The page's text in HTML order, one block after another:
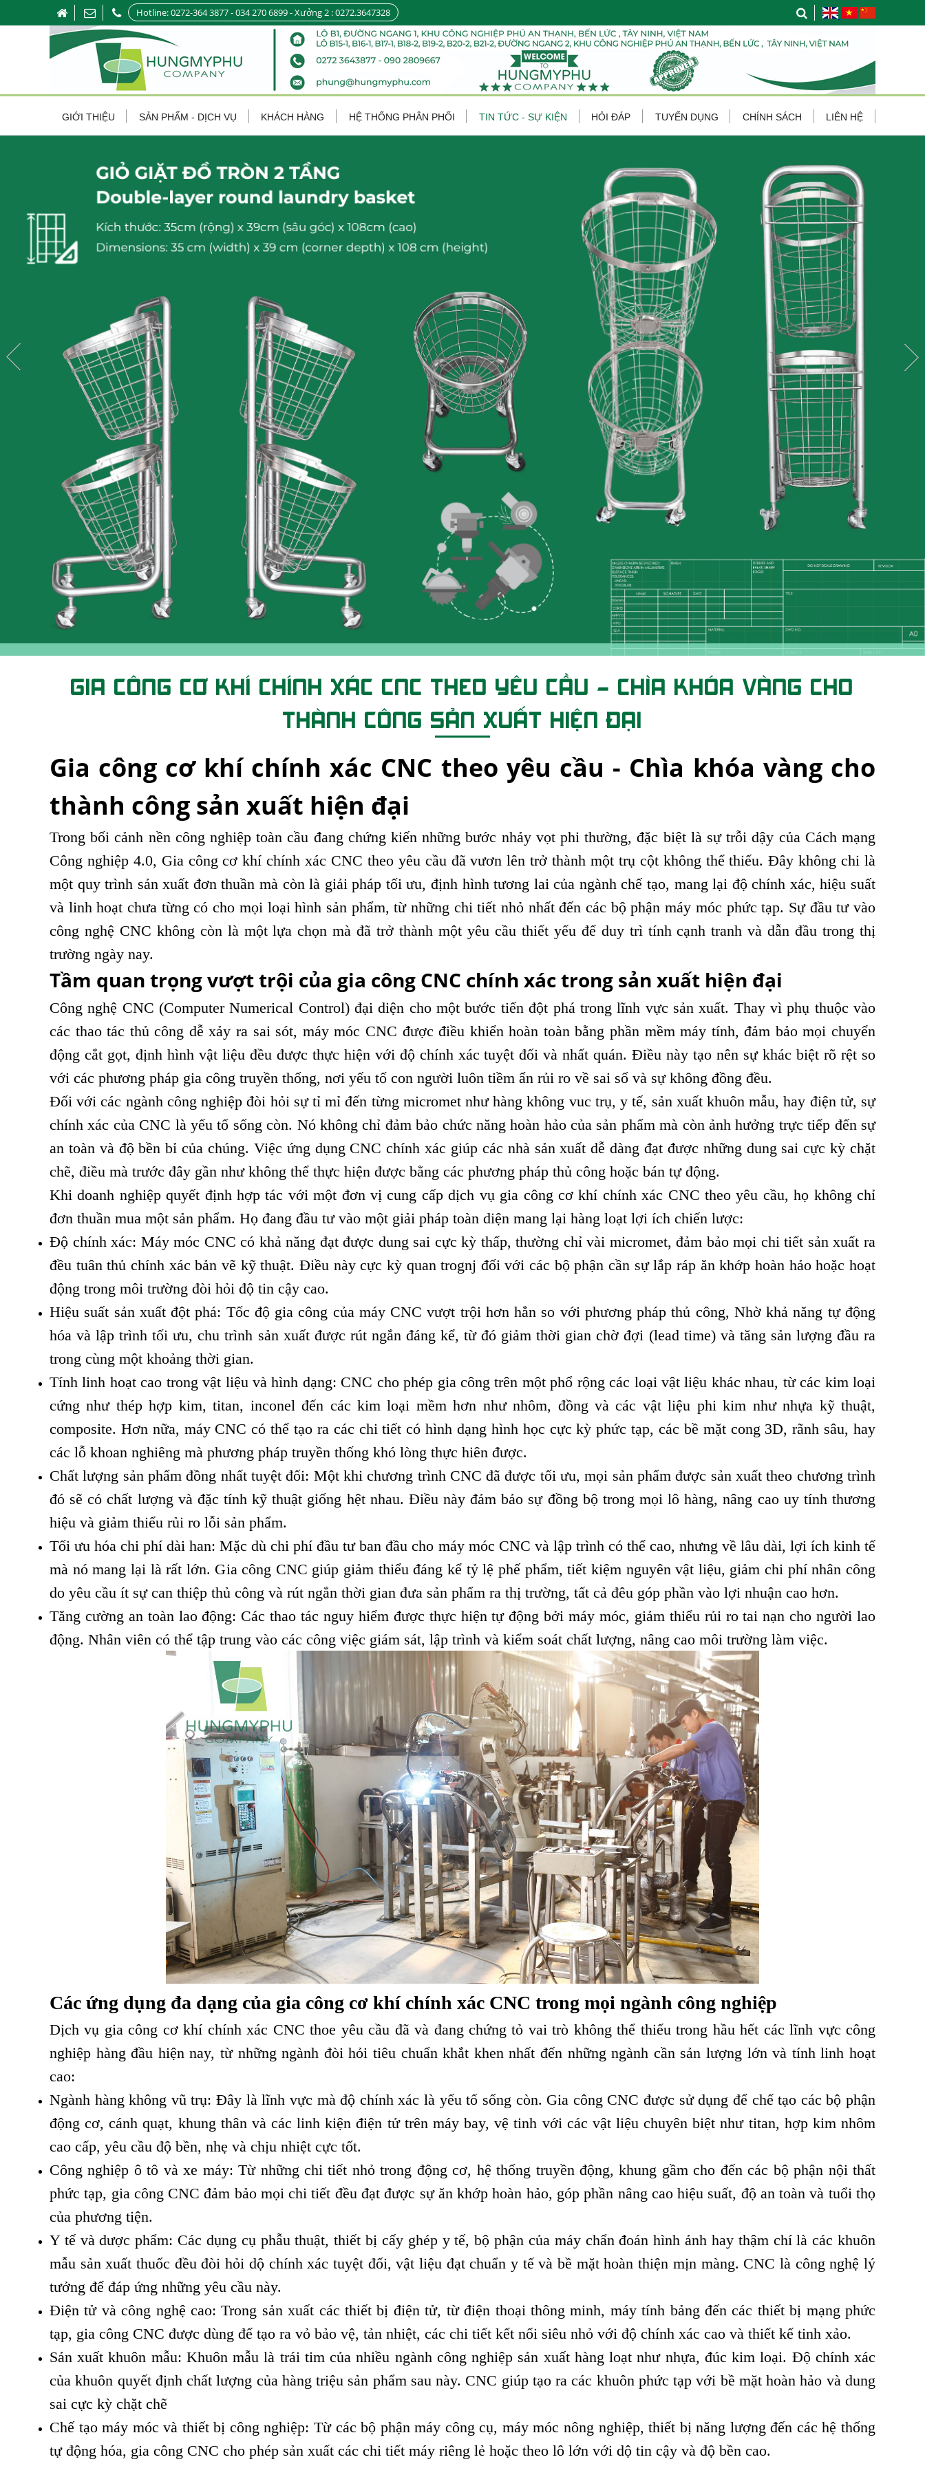
Hotline: 0272-364 3877 - 034 270 6899 - Xưởng 2 : 0272.3647328
GIỚI THIỆU SẢN PHẨM - DỊCH VỤ KHÁCH HÀNG HỆ THỐNG PHÂN PHỐI TIN TỨC - SỰ KIỆN HỎI ĐÁP TUYỂN DỤNG CHÍNH SÁCH LIÊN HỆ
GIA CÔNG CƠ KHÍ CHÍNH XÁC CNC THEO YÊU CẦU - CHÌA KHÓA VÀNG CHO
THÀNH CÔNG SẢN XUẤT HIỆN ĐẠI
Gia công cơ khí chính xác CNC theo yêu cầu - Chìa khóa vàng cho
thành công sản xuất hiện đại
Trong bối cảnh nền công nghiệp toàn cầu đang chứng kiến những bước nhảy vọt phi thường, đặc biệt là sự trỗi dậy của Cách mạng
Công nghiệp 4.0, Gia công cơ khí chính xác CNC theo yêu cầu đã vươn lên trở thành một trụ cột không thể thiếu. Đây không chi là
một quy trình sản xuất đơn thuần mà còn là giải pháp tối ưu, định hình tương lai của ngành chế tạo, mang lại độ chính xác, hiệu suất
và linh hoạt chưa từng có cho mọi loại hình sản phẩm, từ những chi tiết nhỏ nhất đến các bộ phận máy móc phức tạp. Sự đầu tư vào
công nghệ CNC không còn là một lựa chọn mà đã trở thành một yêu cầu thiết yếu để duy trì tính cạnh tranh và dẫn đầu trong thị
trường ngày nay.
Tầm quan trọng vượt trội của gia công CNC chính xác trong sản xuất hiện đại
Công nghệ CNC (Computer Numerical Control) đại diện cho một bước tiến đột phá trong lĩnh vực sản xuất. Thay vì phụ thuộc vào
các thao tác thủ công dễ xảy ra sai sót, máy móc CNC được điều khiển hoàn toàn bằng phần mềm máy tính, đảm bảo mọi chuyển
động cắt gọt, định hình vật liệu đều được thực hiện với độ chính xác tuyệt đối và nhất quán. Điều này tạo nên sự khác biệt rõ rệt so
với các phương pháp gia công truyền thống, nơi yếu tố con người luôn tiềm ẩn rủi ro về sai số và sự không đồng đều.
Đối với các ngành công nghiệp đòi hỏi sự tỉ mỉ đến từng micromet như hàng không vuc trụ, y tế, sản xuất khuôn mẫu, hay điện tử, sự
chính xác của CNC là yếu tố sống còn. Nó không chỉ đảm bảo chức năng hoàn hảo của sản phẩm mà còn ảnh hưởng trực tiếp đến sự
an toàn và độ bền bỉ của chúng. Việc ứng dụng CNC chính xác giúp các nhà sản xuất dễ dàng đạt được những dung sai cực kỳ chặt
chẽ, điều mà trước đây gần như không thể thực hiện được bằng các phương pháp thủ công hoặc bán tự động.
Khi doanh nghiệp quyết định hợp tác với một đơn vị cung cấp dịch vụ gia công cơ khí chính xác CNC theo yêu cầu, họ không chỉ
đơn thuần mua một sản phẩm. Họ đang đầu tư vào một giải pháp toàn diện mang lại hàng loạt lợi ích chiến lược:
Độ chính xác: Máy móc CNC có khả năng đạt được dung sai cực kỳ thấp, thường chỉ vài micromet, đảm bảo mọi chi tiết sản xuất ra
đều tuân thủ chính xác bản vẽ kỹ thuật. Điều này cực kỳ quan trognj đối với các bộ phận cần sự lắp ráp ăn khớp hoàn hảo hoặc hoạt
động trong môi trường đòi hỏi độ tin cậy cao.
Hiệu suất sản xuất đột phá: Tốc độ gia công của máy CNC vượt trội hơn hẳn so với phương pháp thủ công, Nhờ khả năng tự động
hóa và lập trình tối ưu, chu trình sản xuất được rút ngắn đáng kể, từ đó giảm thời gian chờ đợi (lead time) và tăng sản lượng đầu ra
trong cùng một khoảng thời gian.
Tính linh hoạt cao trong vật liệu và hình dạng: CNC cho phép gia công trên một phổ rộng các loại vật liệu khác nhau, từ các kim loại
cứng như thép hợp kim, titan, inconel đến các kim loại mềm hơn như nhôm, đồng và các vật liệu phi kim như nhựa kỹ thuật,
composite. Hơn nữa, máy CNC có thể tạo ra các chi tiết có hình dạng hình học cực kỳ phức tạp, các bề mặt cong 3D, rãnh sâu, hay
các lỗ khoan nghiêng mà phương pháp truyền thống khó lòng thực hiên được.
Chất lượng sản phẩm đồng nhất tuyệt đối: Một khi chương trình CNC đã được tối ưu, mọi sản phẩm được sản xuất theo chương trình
đó sẽ có chất lượng và đặc tính kỹ thuật giống hệt nhau. Điều này đảm bảo sự đồng bộ trong mọi lô hàng, nâng cao uy tính thương
hiệu và giảm thiểu rủi ro lỗi sản phẩm.
Tối ưu hóa chi phí dài han: Mặc dù chi phí đầu tư ban đầu cho máy móc CNC và lập trình có thể cao, nhưng về lâu dài, lợi ích kinh tế
mà nó mang lại là rất lớn. Gia công CNC giúp giảm thiểu đáng kể tỷ lệ phế phẩm, tiết kiệm nguyên vật liệu, giảm chi phí nhân công
do yêu cầu ít sự can thiệp thủ công và rút ngắn thời gian đưa sản phẩm ra thị trường, tất cả đêu góp phần vào lợi nhuận cao hơn.
Tăng cường an toàn lao động: Các thao tác nguy hiểm được thực hiện tự động bởi máy móc, giảm thiểu rủi ro tai nạn cho người lao
động. Nhân viên có thể tập trung vào các công việc giám sát, lập trình và kiểm soát chất lượng, nâng cao môi trường làm việc.
Các ứng dụng đa dạng của gia công cơ khí chính xác CNC trong mọi ngành công nghiệp
Dịch vụ gia công cơ khí chính xác CNC thoe yêu cầu đã và đang chứng tỏ vai trò không thể thiếu trong hầu hết các lĩnh vực công
nghiệp hàng đầu hiện nay, từ những ngành đòi hỏi tiêu chuẩn khắt khen nhất đến những ngành cần sản lượng lớn và tính linh hoạt
cao:
Ngành hàng không vũ trụ: Đây là lĩnh vực mà độ chính xác là yếu tố sống còn. Gia công CNC được sử dụng để chế tạo các bộ phận
động cơ, cánh quạt, khung thân và các linh kiện điện tử trên máy bay, vệ tinh với các vật liệu chuyên biệt như titan, hợp kim nhôm
cao cấp, yêu cầu độ bền, nhẹ và chịu nhiệt cực tốt.
Công nghiệp ô tô và xe máy: Từ những chi tiết nhỏ trong động cơ, hệ thống truyền động, khung gầm cho đến các bộ phận nội thất
phức tạp, gia công CNC đảm bảo mọi chi tiết đều đạt được sự ăn khớp hoàn hảo, góp phần nâng cao hiệu suất, độ an toàn và tuổi thọ
của phương tiện.
Y tế và dược phẩm: Các dụng cụ phẫu thuật, thiết bị cấy ghép y tế, bộ phận của máy chẩn đoán hình ảnh hay thậm chí là các khuôn
mẫu sản xuất thuốc đều đòi hỏi dộ chính xác tuyệt đối, vật liệu đạt chuẩn y tế và bề mặt hoàn thiện mịn màng. CNC là công nghệ lý
tưởng để đáp ứng những yêu cầu này.
Điện tử và công nghệ cao: Trong sản xuất các thiết bị điện tử, từ điện thoại thông minh, máy tính bảng đến các thiết bị mạng phức
tạp, gia công CNC được dùng để tạo ra vỏ bảo vệ, tản nhiệt, các chi tiết kết nối siêu nhỏ với độ chính xác cao và thiết kế tinh xảo.
Sản xuất khuôn mẫu: Khuôn mẫu là trái tim của nhiều ngành công nghiệp sản xuất hàng loạt như nhựa, đúc kim loại. Độ chính xác
của khuôn quyết định chất lượng của hàng triệu sản phẩm sau này. CNC giúp tạo ra các khuôn phức tạp với bề mặt hoàn hảo và dung
sai cực kỳ chặt chẽ
Chế tạo máy móc và thiết bị công nghiệp: Từ các bộ phận máy công cụ, máy móc nông nghiệp, thiết bị năng lượng đến các hệ thống
tự động hóa, gia công CNC cho phép sản xuất các chi tiết máy riêng lẻ hoặc theo lô lớn với dộ tin cậy và độ bền cao.